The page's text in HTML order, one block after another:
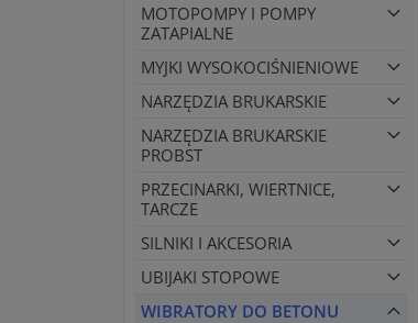
MOTOPOMPY I POMPY
ZATAPIALNE
MYJKI WYSOKOCIŚNIENIOWE
NARZĘDZIA BRUKARSKIE
NARZĘDZIA BRUKARSKIE
PROBST
PRZECINARKI, WIERTNICE,
TARCZE
SILNIKI I AKCESORIA
UBIJAKI STOPOWE
WIBRATORY DO BETONU